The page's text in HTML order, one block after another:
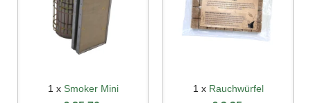
1 x Smoker Mini 1 x Rauchwürfel